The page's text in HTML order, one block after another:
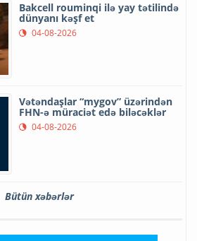
Bakcell rouminqi ilə yay tətilində
dünyanı kəşf et
04-08-2026
Vətəndaşlar “mygov” üzərindən
FHN-ə müraciət edə biləcəklər
04-08-2026
Bütün xəbərlər